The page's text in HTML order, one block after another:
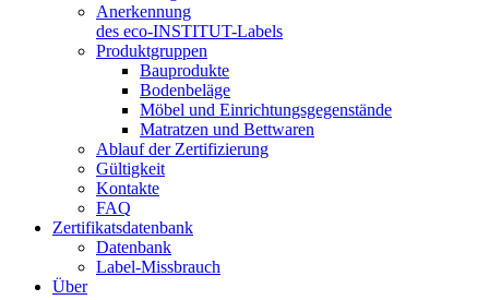
Anerkennung
des eco-INSTITUT-Labels
Produktgruppen
Bauprodukte
Bodenbeläge
Möbel und Einrichtungsgegenstände
Matratzen und Bettwaren
Ablauf der Zertifizierung
Gültigkeit
Kontakte
FAQ
Zertifikatsdatenbank
Datenbank
Label-Missbrauch
Über